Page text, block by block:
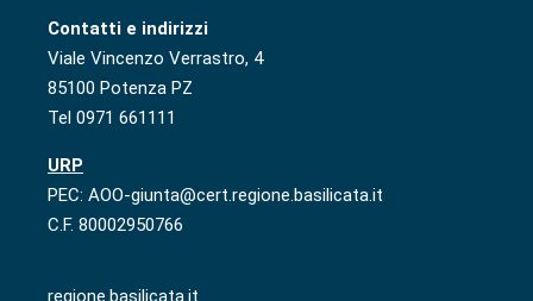
Contatti e indirizzi
Viale Vincenzo Verrastro, 4
85100 Potenza PZ
Tel 0971 661111
URP
PEC: AOO-giunta@cert.regione.basilicata.it
C.F. 80002950766
regione.basilicata.it